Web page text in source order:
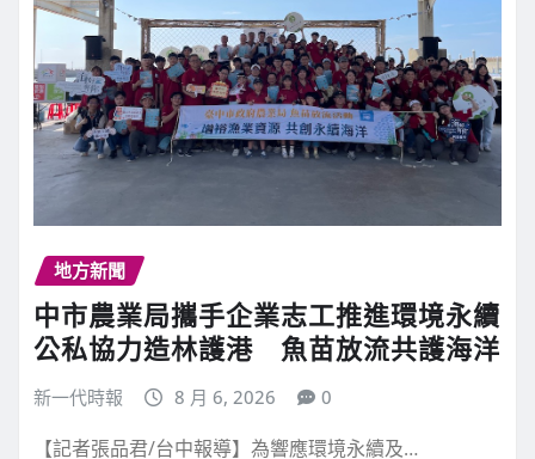
地方新聞
中市農業局攜手企業志工推進環境永續
公私協力造林護港 魚苗放流共護海洋
新一代時報 8 月 6, 2026 0
【記者張品君/台中報導】為響應環境永續及…